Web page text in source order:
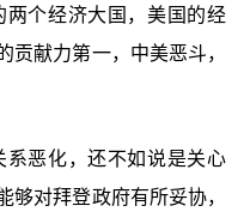
两个经济大国，美国的经
贡献力第一，中美恶斗，
系恶化，还不如说是关心
够对拜登政府有所妥协，